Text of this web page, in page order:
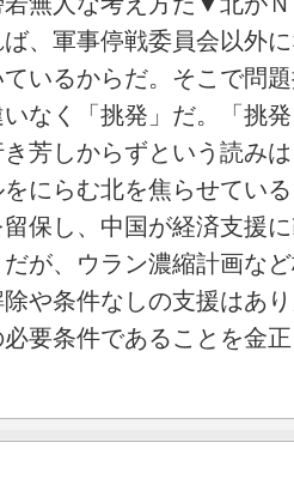
、軍事停戦委員会以外
いるからだ。そこで問
なく「挑発」だ。「挑
芳しからずという読み
にらむ北を焦らせてい
保し、中国が経済支援
が、ウラン濃縮計画な
や条件なしの支援はあ
要条件であることを金